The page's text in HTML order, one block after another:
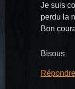
Je suis
perdu la
Bon
Bisous
Répondre